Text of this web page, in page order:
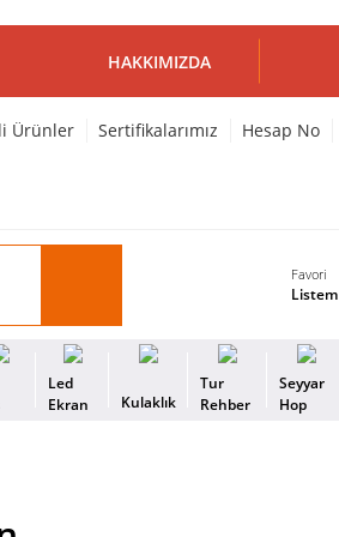
HAKKIMIZDA
Ürünler Sertifikalarımız Hesap No
Favori
Listem
Led
Ekran
Kulaklık
Tur
Rehber
Seyyar
Hop